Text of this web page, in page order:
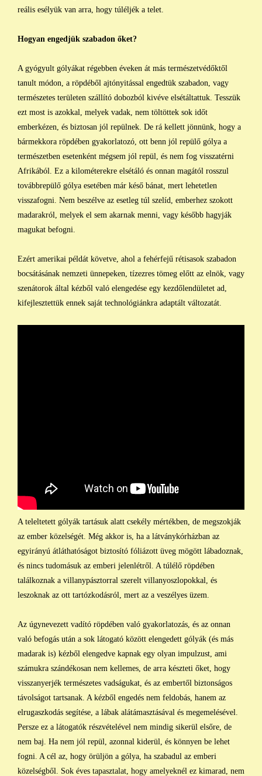
reális esélyük van arra, hogy túléljék a telet.
Hogyan engedjük szabadon őket?
A gyógyult gólyákat régebben éveken át más természetvédőktől
tanult módon, a röpdéből ajtónyitással engedtük szabadon, vagy
természetes területen szállító dobozból kivéve elsétáltattuk. Tesszük
ezt most is azokkal, melyek vadak, nem töltöttek sok időt
emberkézen, és biztosan jól repülnek. De rá kellett jönnünk, hogy a
bármekkora röpdében gyakorlatozó, ott benn jól repülő gólya a
természetben esetenként mégsem jól repül, és nem fog visszatérni
Afrikából. Ez a kilométerekre elsétáló és onnan magától rosszul
továbbrepülő gólya esetében már késő bánat, mert lehetetlen
visszafogni. Nem beszélve az esetleg túl szelíd, emberhez szokott
madarakról, melyek el sem akarnak menni, vagy később hagyják
magukat befogni.
Ezért amerikai példát követve, ahol a fehérfejű rétisasok szabadon
bocsátásának nemzeti ünnepeken, tízezres tömeg előtt az elnök, vagy
szenátorok által kézből való elengedése egy kezdőlendületet ad,
kifejlesztettük ennek saját technológiánkra adaptált változatát.
A teleltetett gólyák tartásuk alatt csekély mértékben, de megszokják
az ember közelségét. Még akkor is, ha a látványkórházban az
egyirányú átláthatóságot biztosító fóliázott üveg mögött lábadoznak,
és nincs tudomásuk az emberi jelenlétről. A túlélő röpdében
találkoznak a villanypásztorral szerelt villanyoszlopokkal, és
leszoknak az ott tartózkodásról, mert az a veszélyes üzem.
Az úgynevezett vadító röpdében való gyakorlatozás, és az onnan
való befogás után a sok látogató között elengedett gólyák (és más
madarak is) kézből elengedve kapnak egy olyan impulzust, ami
számukra szándékosan nem kellemes, de arra készteti őket, hogy
visszanyerjék természetes vadságukat, és az embertől biztonságos
távolságot tartsanak. A kézből engedés nem feldobás, hanem az
elrugaszkodás segítése, a lábak alátámasztásával és megemelésével.
Persze ez a látogatók részvételével nem mindig sikerül elsőre, de
nem baj. Ha nem jól repül, azonnal kiderül, és könnyen be lehet
fogni. A cél az, hogy örüljön a gólya, ha szabadul az emberi
közelségből. Sok éves tapasztalat, hogy amelyeknél ez kimarad, nem